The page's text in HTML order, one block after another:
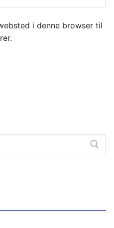
i denne browser til